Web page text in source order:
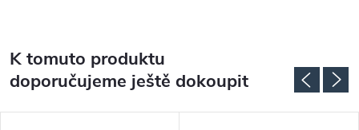
K tomuto produktu
doporučujeme ještě dokoupit